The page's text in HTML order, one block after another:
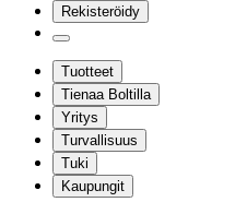
Rekisteröidy
Tuotteet
Tienaa Boltilla
Yritys
Turvallisuus
Tuki
Kaupungit